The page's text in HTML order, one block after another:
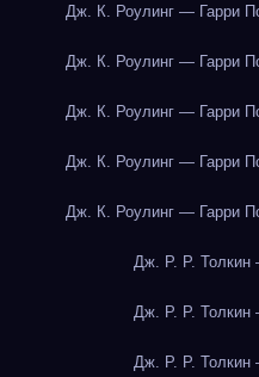
Дж. К. Роулинг — Гарри
Дж. К. Роулинг — Гарри
Дж. К. Роулинг — Гарри
Дж. К. Роулинг — Гарри
Дж. К. Роулинг — Гарри
Дж. Р. Р. Толкин
Дж. Р. Р. Толкин
Дж. Р. Р. Толкин